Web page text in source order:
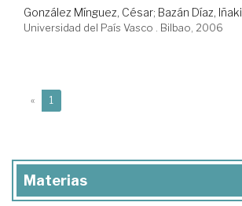
González Mínguez, César; Bazán Díaz, Iñaki
Universidad del País Vasco . Bilbao, 2006
« 1
Materias